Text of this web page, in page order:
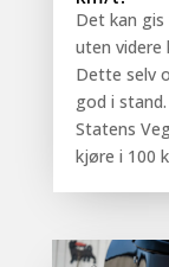
Det kan
uten videre
Dette selv
god i
Statens
kjøre i 100